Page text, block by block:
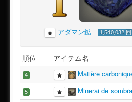
ランキング2位はクルザス茶葉！
[ワイバーンの粗皮]と[アルケオ
を悩ませるレシピでした。
完成したレザーを使用する２つの
採集のみでなく、店売りでの取引
ランキング3位はカベイジの野菜
ランキングが伸びた要因は[アダ
でしかギャザラーの赤貨を稼げな
アダマン鉱 1,540,032 回
順位 アイテム名
4 Matière
5 Minerai de